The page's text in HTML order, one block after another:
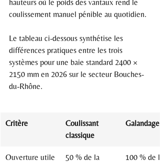
hauteurs où le poids des vantaux rend le
coulissement manuel pénible au quotidien.
Le tableau ci-dessous synthétise les
différences pratiques entre les trois
systèmes pour une baie standard 2400 ×
2150 mm en 2026 sur le secteur Bouches-
du-Rhône.
Critère
Coulissant
classique
Galandage
Ouverture utile
50 % de la
100 % de